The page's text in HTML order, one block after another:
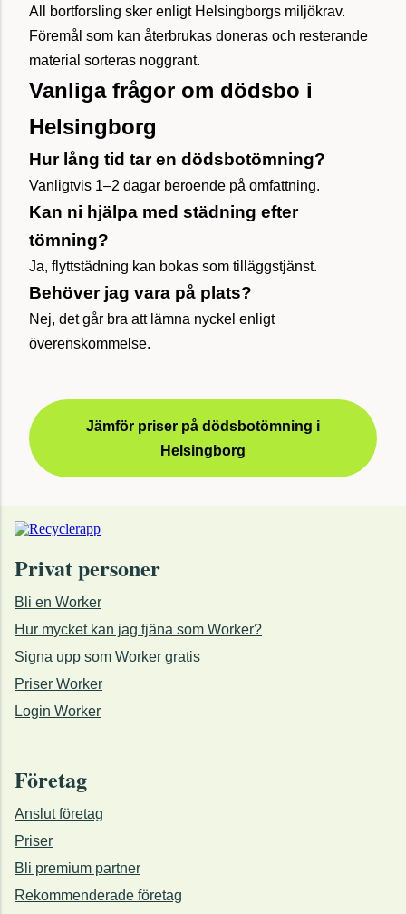
All bortforsling sker enligt Helsingborgs miljökrav.
Föremål som kan återbrukas doneras och resterande
material sorteras noggrant.
Vanliga frågor om dödsbo i
Helsingborg
Hur lång tid tar en dödsbotömning?
Vanligtvis 1–2 dagar beroende på omfattning.
Kan ni hjälpa med städning efter
tömning?
Ja, flyttstädning kan bokas som tilläggstjänst.
Behöver jag vara på plats?
Nej, det går bra att lämna nyckel enligt
överenskommelse.
Jämför priser på dödsbotömning i
Helsingborg
Privat personer
Bli en Worker
Hur mycket kan jag tjäna som Worker?
Signa upp som Worker gratis
Priser Worker
Login Worker
Företag
Anslut företag
Priser
Bli premium partner
Rekommenderade företag